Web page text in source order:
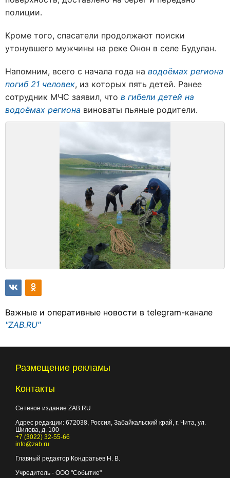
полиции.
Кроме того, спасатели продолжают поиски
утонувшего мужчины на реке Онон в селе Будулан.
Напомним, всего с начала года на водоёмах региона
погиб 21 человек, из которых пять детей. Ранее
сотрудник МЧС заявил, что в гибели детей на
водоёмах региона виноваты пьяные родители.
Важные и оперативные новости в telegram-канале
"ZAB.RU"
Размещение рекламы
Контакты
Сетевое издание ZAB.RU
Адрес редакции: 672038, Россия, Забайкальский край, г. Чита, ул.
Шилова, д. 100
+7 (3022) 32-55-66
info@zab.ru
Главный редактор Кондратьев Н. В.
Учредитель - ООО "Событие"